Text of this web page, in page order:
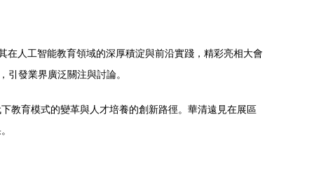
在人工智能教育領域的深厚積淀與前沿實踐，精彩亮相大會
發業界廣泛關注與討論。
教育模式的變革與人才培養的創新路徑。華清遠見在展區